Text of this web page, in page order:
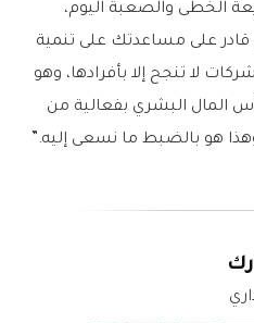
الخطى والصعبة اليوم،
على مساعدتك على تنمية
لا تنجح إلا بأفرادها، وهو
المال البشري بفعالية من
هو بالضبط ما نسعى إليه.”